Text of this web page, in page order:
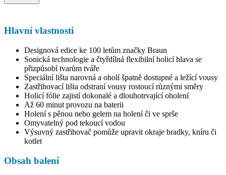
Hlavní vlastnosti
Designová edice ke 100 letům značky Braun
Sonická technologie a čtyřdílná flexibilní holicí hlava se
přizpůsobí tvarům tváře
Speciální lišta narovná a oholí špatně dostupné a ležící vousy
Zastřihovací lišta odstraní vousy rostoucí různými směry
Holicí fólie zajistí dokonalé a dlouhotrvající oholení
Až 60 minut provozu na baterii
Holení s pěnou nebo gelem na holení či ve sprše
Omyvatelný pod tekoucí vodou
Výsuvný zastřihovač pomůže upravit okraje bradky, kníru či
kotlet
Obsah balení